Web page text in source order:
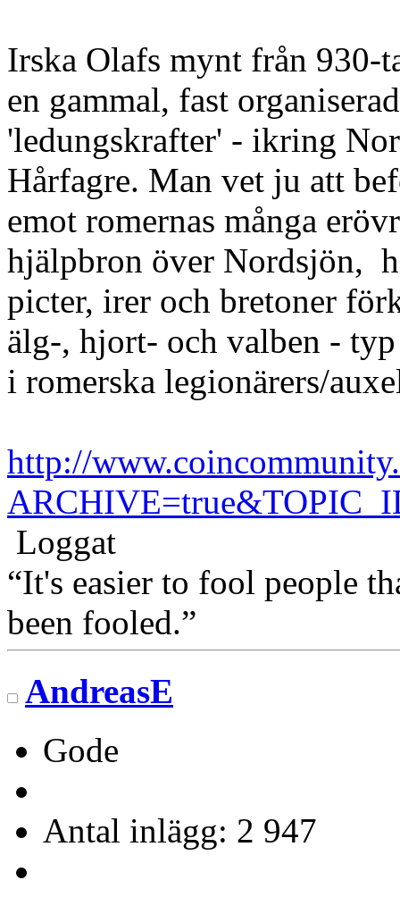
Irska Olafs mynt från 930-
en gammal, fast
'ledungskrafter' - ikring
Hårfagre. Man vet ju att
emot romernas många
hjälpbron över Nordsjön,
picter, irer och bretoner
älg-, hjort- och valben -
i romerska legionärers/
http://
Loggat
“It's easier to fool people
been fooled.”
AndreasE
Gode
Antal inlägg: 2 947